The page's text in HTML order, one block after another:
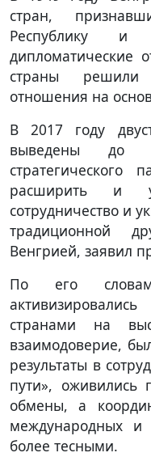
стран,
Республику
дипломатические
страны решили
отношения на
В 2017 году
выведены до
стратегического
расширить и
сотрудничество и
традиционной
Венгрией, заявил
По его
странами на
взаимодоверие,
результаты в
пути», оживились
обмены, а
международных и
более тесными.